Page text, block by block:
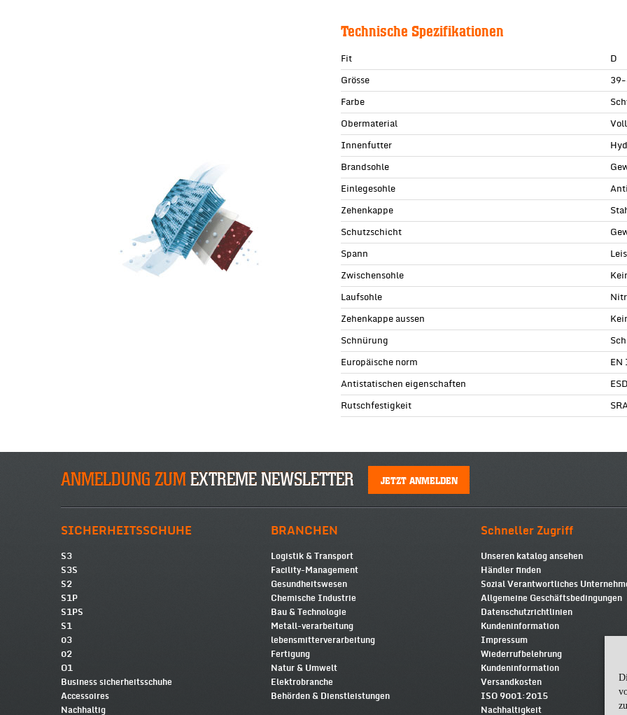
Technische Spezifikationen
Fit
D
Grösse
Farbe
Obermaterial
Innenfutter
Brandsohle
Einlegesohle
Zehenkappe
Schutzschicht
Spann
Zwischensohle
Laufsohle
Zehenkappe aussen
Schnürung
Europäische norm
EN
Antistatischen eigenschaften
Rutschfestigkeit
ANMELDUNG ZUMEXTREME NEWSLETTER JETZT ANMELDEN
SICHERHEITSSCHUHE
S3
S3S
S2
S1P
S1PS
S1
03
02
O1
Business sicherheitsschuhe
Accessoires
Nachhaltig
BRANCHEN
Logistik & Transport
Facility-Management
Gesundheitswesen
Chemische Industrie
Bau & Technologie
Metall-verarbeitung
lebensmitterverarbeitung
Fertigung
Natur & Umwelt
Elektrobranche
Behörden & Dienstleistungen
Schneller Zugriff
Unseren katalog ansehen
Händler finden
Sozial Verantwortliches
Allgemeine Geschäftsbedingungen
Datenschutzrichtlinien
Kundeninformation
Impressum
Wiederrufbelehrung
Kundeninformation
Versandkosten
ISO 9001:2015
Nachhaltigkeit